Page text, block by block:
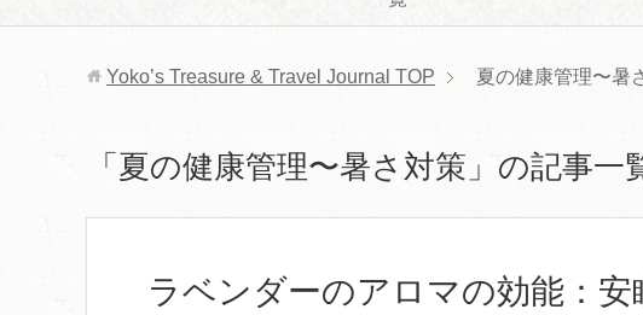
Yoko’s Treasure & Travel Journal TOP 夏の健康管理〜暑
「夏の健康管理〜暑さ対策」の記事一
ラベンダーのアロマの効能：